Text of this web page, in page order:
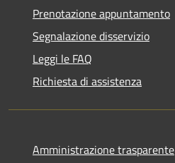
Prenotazione appuntamento
Segnalazione disservizio
Leggi le FAQ
Richiesta di assistenza
Amministrazione trasparente